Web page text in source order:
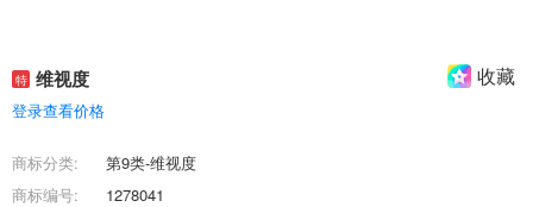
特 维视度 收藏
登录查看价格
商标分类:
第9类-维视度
商标编号:
1278041